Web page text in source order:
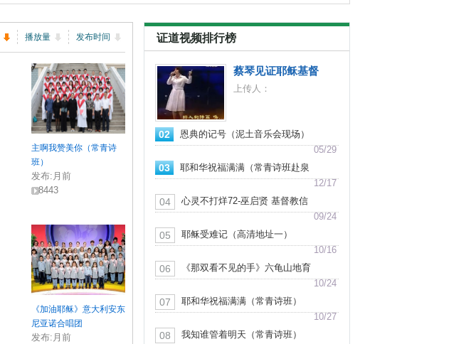
播放量 发布时间
主啊我赞美你（常青诗
班）
发布: 月前
8443
《加油耶稣》意大利安东
尼亚诺合唱团
发布: 月前
证道视频排行榜
蔡琴见证耶稣基督
上传人：
02
恩典的记号（泥土音乐会现场）
05/29
03
耶和华祝福满满（常青诗班赴泉
港山腰教会献堂献唱）
12/17
04
心灵不打烊72-巫启贤 基督教信
仰见证
09/24
05
耶稣受难记（高清地址一）
10/16
06
《那双看不见的手》六龟山地育
幼院合唱团
10/24
07
耶和华祝福满满（常青诗班）
10/27
08
我知谁管着明天（常青诗班）